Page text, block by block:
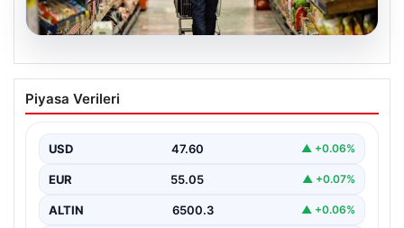
Nisan Ayı Enflasyon Rakamları Ne
Zaman Açıklanacak? Ekonomistlerin
Türkiye İstatistik Kurumu (TÜİK) tarafından açıklanacak
Piyasa Verileri
USD 47.60 ▲ +0.06%
EUR 55.05 ▲ +0.07%
ALTIN 6500.3 ▲ +0.06%